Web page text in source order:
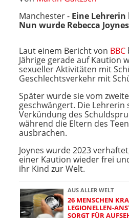
Manchester - Eine
Nun wurde Rebecca
Laut einem Bericht von BBC
Jährige gerade auf Kaution
sexueller Aktivitäten mit
Geschlechtsverkehr mit
Später wurde sie vom
geschwängert. Die Lehrerin
Verkündung des
während die Eltern des
ausbrachen.
Joynes wurde 2023
einer Kaution wieder frei
ihr Kind zur Welt.
AUS ALLER WELT
26 MENSCHEN
LEGIONELLEN-
SORGT FÜR